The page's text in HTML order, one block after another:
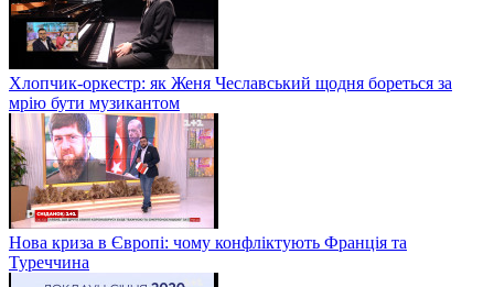
Хлопчик-оркестр: як Женя Чеславський щодня бореться за
мрію бути музикантом
Нова криза в Європі: чому конфліктують Франція та
Туреччина